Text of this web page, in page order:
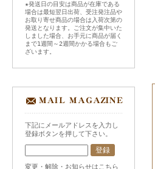
★発送日の目安は商品が在庫である
場合は最短翌日出荷、受注発注品や
お取り寄せ商品の場合は入荷次第の
発送となります。ご注文が集中いた
しました場合、お手元に商品が届く
まで1週間～2週間かかる場合もご
ざいます。
下記にメールアドレスを入力し
登録ボタンを押して下さい。
変更・解除・お知らせはこちら